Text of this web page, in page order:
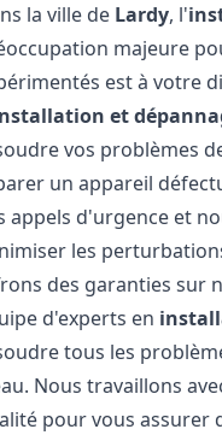
la ville de Lardy, l'
majeure
est à votre
et
vos problèmes
un appareil
appels d'urgence et
les
des garanties sur
d'experts en
tous les
Nous travaillons
pour vous assurer